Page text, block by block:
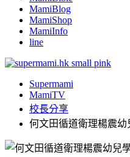
MamiBlog
MamiShop
MamiInfo
line
Supermami
MamiTV
校長分享
何文田循道衛理楊震